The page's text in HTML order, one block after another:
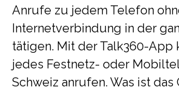
Anrufe zu jedem Telefon
Internetverbindung in der
tätigen. Mit der Talk360-App
jedes Festnetz- oder
Schweiz anrufen. Was ist das